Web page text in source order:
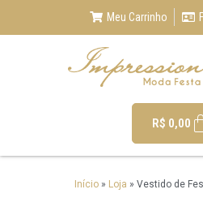
Meu Carrinho
R$ 0,00
Início» Loja » Vestido de